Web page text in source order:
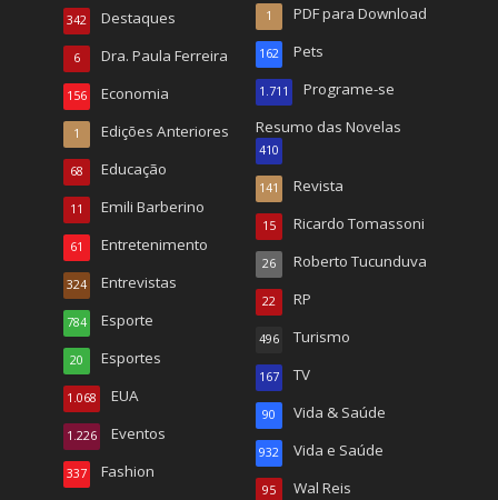
Destaques
342
Dra. Paula Ferreira
6
Economia
156
Edições Anteriores
1
Educação
68
Emili Barberino
11
Entretenimento
61
Entrevistas
324
Esporte
784
Esportes
20
EUA
1.068
Eventos
1.226
Fashion
337
PDF para Download
1
Pets
162
Programe-se
1.711
Resumo das Novelas
410
Revista
141
Ricardo Tomassoni
15
Roberto Tucunduva
26
RP
22
Turismo
496
TV
167
Vida & Saúde
90
Vida e Saúde
932
Wal Reis
95